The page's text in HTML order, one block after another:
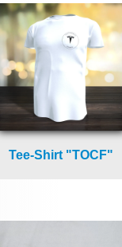
Tee-Shirt "TOCF"